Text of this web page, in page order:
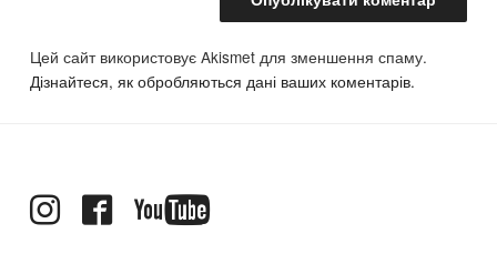
Цей сайт використовує Akismet для зменшення спаму.
Дізнайтеся, як обробляються дані ваших коментарів.